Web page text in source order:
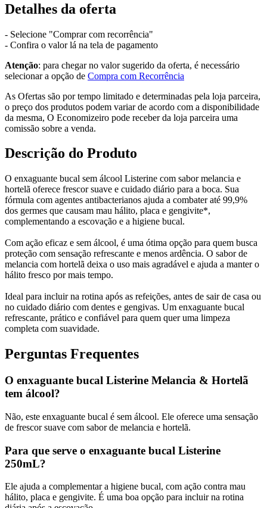
Detalhes da oferta
- Selecione "Comprar com recorrência"
- Confira o valor lá na tela de pagamento
Atenção: para chegar no valor sugerido da oferta, é necessário
selecionar a opção de Compra com Recorrência
As Ofertas são por tempo limitado e determinadas pela loja parceira,
o preço dos produtos podem variar de acordo com a disponibilidade
da mesma, O Economizeiro pode receber da loja parceira uma
comissão sobre a venda.
Descrição do Produto
O enxaguante bucal sem álcool Listerine com sabor melancia e
hortelã oferece frescor suave e cuidado diário para a boca. Sua
fórmula com agentes antibacterianos ajuda a combater até 99,9%
dos germes que causam mau hálito, placa e gengivite*,
complementando a escovação e a higiene bucal.
Com ação eficaz e sem álcool, é uma ótima opção para quem busca
proteção com sensação refrescante e menos ardência. O sabor de
melancia com hortelã deixa o uso mais agradável e ajuda a manter o
hálito fresco por mais tempo.
Ideal para incluir na rotina após as refeições, antes de sair de casa ou
no cuidado diário com dentes e gengivas. Um enxaguante bucal
refrescante, prático e confiável para quem quer uma limpeza
completa com suavidade.
Perguntas Frequentes
O enxaguante bucal Listerine Melancia & Hortelã
tem álcool?
Não, este enxaguante bucal é sem álcool. Ele oferece uma sensação
de frescor suave com sabor de melancia e hortelã.
Para que serve o enxaguante bucal Listerine
250mL?
Ele ajuda a complementar a higiene bucal, com ação contra mau
hálito, placa e gengivite. É uma boa opção para incluir na rotina